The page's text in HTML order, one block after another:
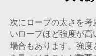
次にロープの太さを
いロープほど強度が高
場合もあります。強度